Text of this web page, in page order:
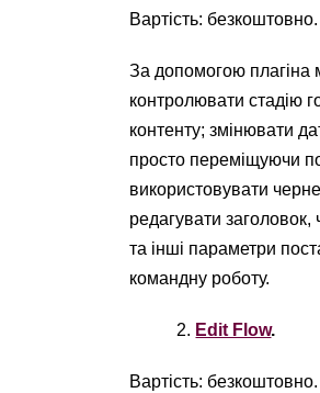
Вартість: безкоштовно.
За допомогою плагіна
контролювати стадію
контенту; змінювати
просто переміщуючи
використовувати
редагувати
та інші параметри
командну роботу.
Edit Flow.
Вартість: безкоштовно.